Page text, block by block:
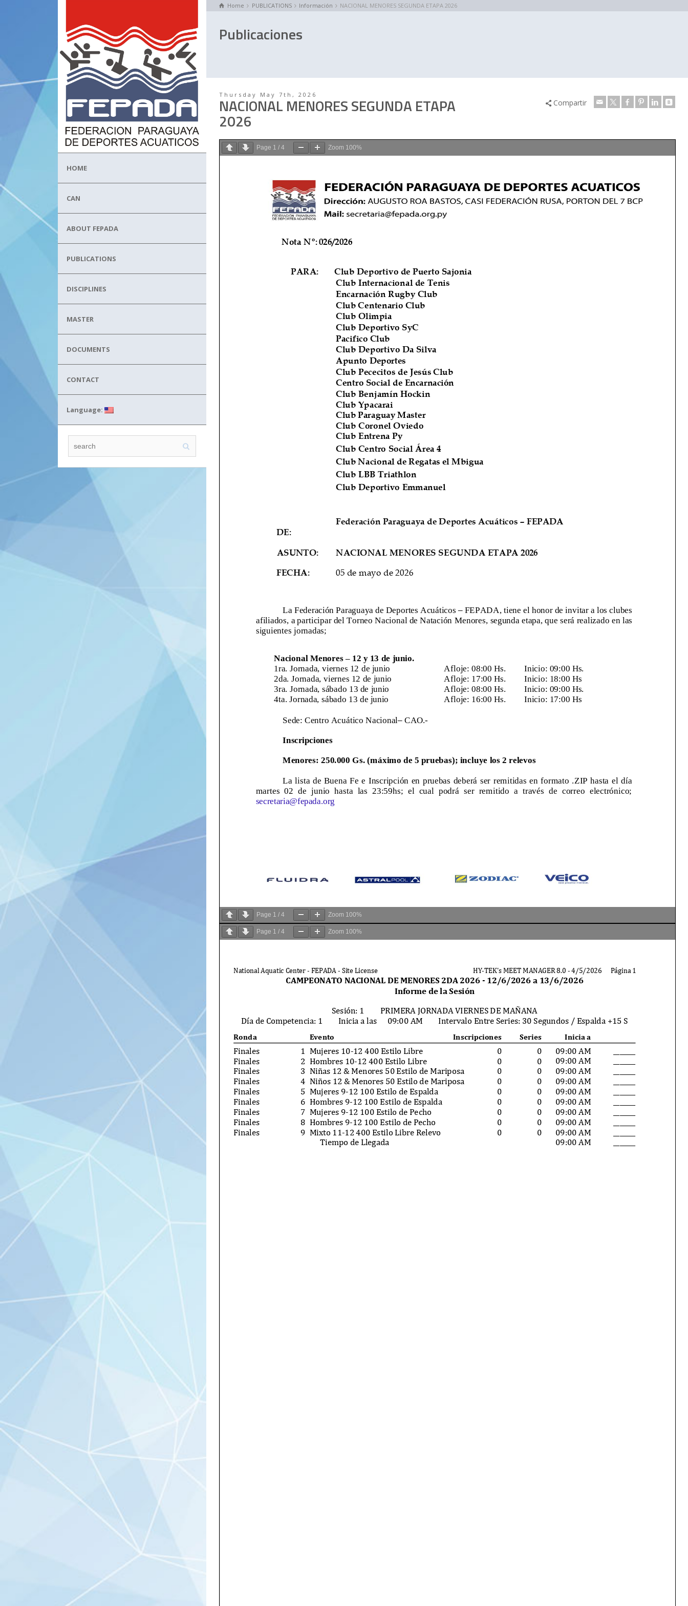
HOME
CAN
ABOUT FEPADA
PUBLICATIONS
DISCIPLINES
MASTER
DOCUMENTS
CONTACT
Language:
Home PUBLICATIONS Información NACIONAL MENORES SEGUNDA ETAPA 2026
Publicaciones
Thursday May 7th, 2026
NACIONAL MENORES SEGUNDA ETAPA
2026
Compartir
Page 1 /4 Zoom 100%
Page 1 /4 Zoom 100%
Page 1 /4 Zoom 100%